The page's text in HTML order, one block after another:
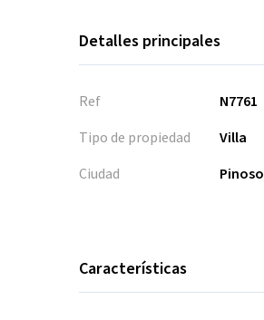
Detalles principales
Ref
N7761
Tipo de propiedad
Villa
Ciudad
Pinoso
Características